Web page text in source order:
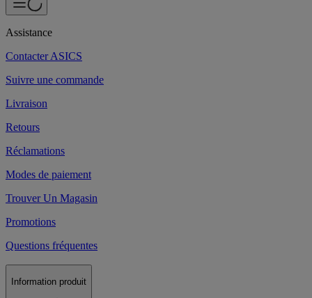
Assistance
Contacter ASICS
Suivre une commande
Livraison
Retours
Réclamations
Modes de paiement
Trouver Un Magasin
Promotions
Questions fréquentes
Information produit